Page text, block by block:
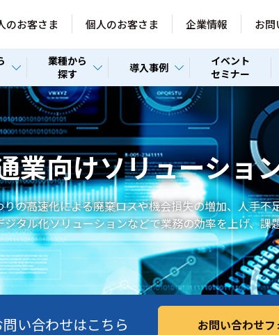
のお客さま 個人のお客さま 企業情報 お問
業種から
探す
導入事例
イベント
セミナー
業向けソリューショ
の高速化による廃棄ロスや機会損失の増加、人手不
タル化ソリューションなどで業務の効率を上げ、課
い合わせはこちら お問い合わせ